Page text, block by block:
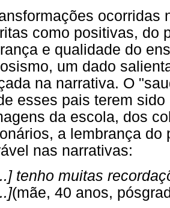
ocorridas
como positivas, do
e qualidade do
um dado
na narrativa. O
esses pais terem
da escola, dos
a lembrança do
nas narrativas:
tenho muitas
(mãe, 40 anos,